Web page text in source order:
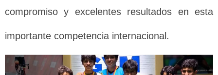
compromiso y excelentes resultados en esta
importante competencia internacional.